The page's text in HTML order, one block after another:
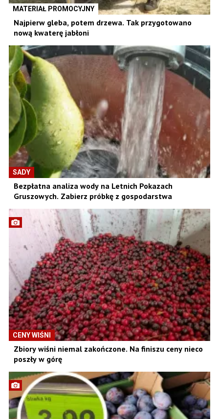
MATERIAŁ PROMOCYJNY
Najpierw gleba, potem drzewa. Tak przygotowano
nową kwaterę jabłoni
SADY
Bezpłatna analiza wody na Letnich Pokazach
Gruszowych. Zabierz próbkę z gospodarstwa
CENY WIŚNI
Zbiory wiśni niemal zakończone. Na finiszu ceny nieco
poszły w górę